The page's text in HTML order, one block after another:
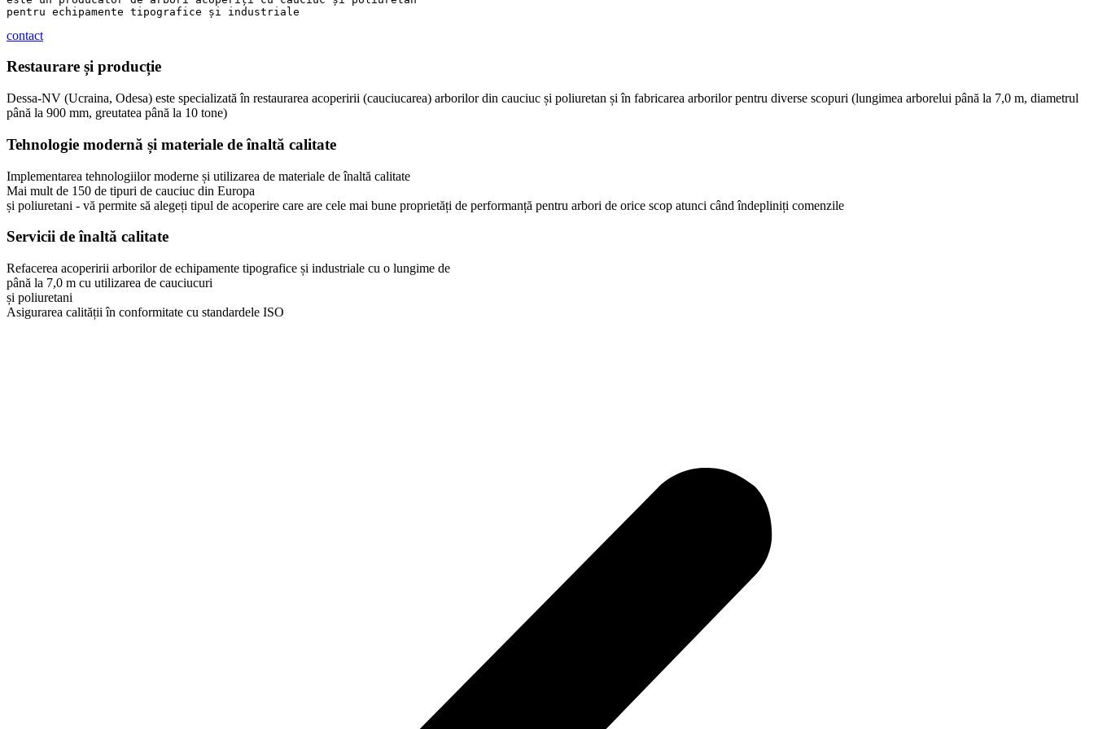
pentru echipamente tipografice și industriale
contact
Restaurare și producție
Dessa-NV (Ucraina, Odesa) este specializată în restaurarea acoperirii (cauciucarea) arborilor din cauciuc și poliuretan și în fabricarea arborilor pentru diverse scopuri (lungimea arborelui până la 7,0 m, diametrul
până la 900 mm, greutatea până la 10 tone)
Tehnologie modernă și materiale de înaltă calitate
Implementarea tehnologiilor moderne și utilizarea de materiale de înaltă calitate
Mai mult de 150 de tipuri de cauciuc din Europa
și poliuretani - vă permite să alegeți tipul de acoperire care are cele mai bune proprietăți de performanță pentru arbori de orice scop atunci când îndepliniți comenzile
Servicii de înaltă calitate
Refacerea acoperirii arborilor de echipamente tipografice și industriale cu o lungime de
până la 7,0 m cu utilizarea de cauciucuri
și poliuretani
Asigurarea calității în conformitate cu standardele ISO